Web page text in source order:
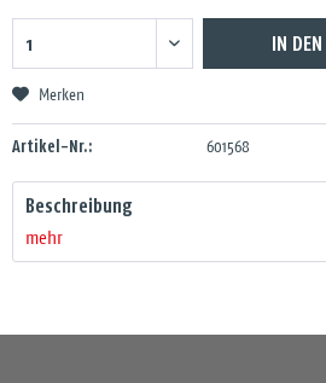
IN DEN
Merken
Artikel-Nr.: 601568
Beschreibung
mehr